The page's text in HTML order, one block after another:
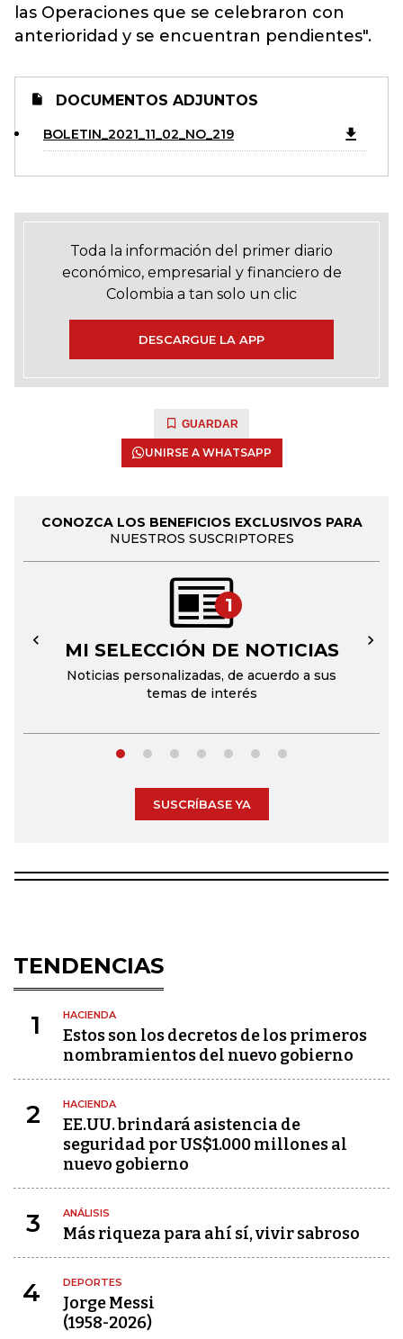
las Operaciones que se celebraron con
anterioridad y se encuentran pendientes".
DOCUMENTOS ADJUNTOS
BOLETIN_2021_11_02_NO_219
Toda la información del primer diario
económico, empresarial y financiero de
Colombia a tan solo un clic
DESCARGUE LA APP
GUARDAR
UNIRSE A WHATSAPP
CONOZCA LOS BENEFICIOS EXCLUSIVOS PARA
NUESTROS SUSCRIPTORES
1
MI SELECCIÓN DE NOTICIAS
Noticias personalizadas, de acuerdo a sus
temas de interés
← →
SUSCRÍBASE YA
TENDENCIAS
1 HACIENDA
Estos son los decretos de los primeros
nombramientos del nuevo gobierno
2 HACIENDA
EE.UU. brindará asistencia de
seguridad por US$1.000 millones al
nuevo gobierno
3 ANÁLISIS
Más riqueza para ahí sí, vivir sabroso
4 DEPORTES
Jorge Messi
(1958-2026)